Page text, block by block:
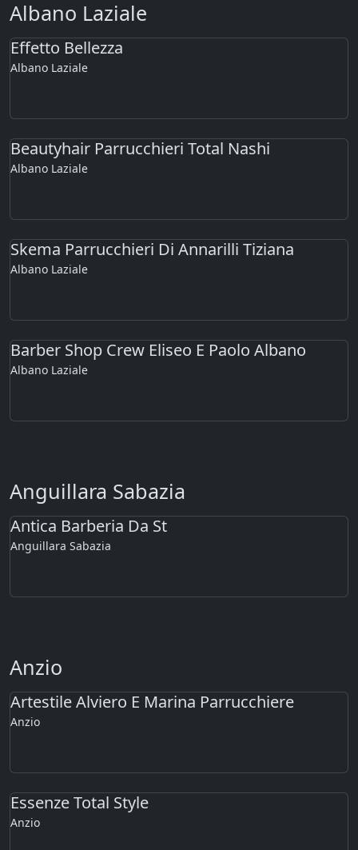
Albano Laziale
Effetto Bellezza
Albano Laziale
Beautyhair Parrucchieri Total Nashi
Albano Laziale
Skema Parrucchieri Di Annarilli Tiziana
Albano Laziale
Barber Shop Crew Eliseo E Paolo Albano
Albano Laziale
Anguillara Sabazia
Antica Barberia Da St
Anguillara Sabazia
Anzio
Artestile Alviero E Marina Parrucchiere
Anzio
Essenze Total Style
Anzio